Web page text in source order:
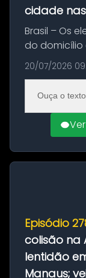
cidade
Brasil – Os
do domicílio
podem
desta
feito até 20
20/07/2026
Ouça o texto
Episódio
colisão na
lentidão
Manaus;